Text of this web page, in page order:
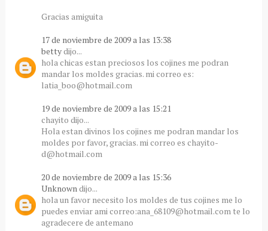
Gracias amiguita
17 de noviembre de 2009 a las 13:38
bettydijo...
hola chicas estan preciosos los cojines me podran
mandar los moldes gracias. mi correo es:
latia_boo@hotmail.com
19 de noviembre de 2009 a las 15:21
chayito dijo...
Hola estan divinos los cojines me podran mandar los
moldes por favor, gracias. mi correo es chayito-
d@hotmail.com
20 de noviembre de 2009 a las 15:36
Unknown dijo...
hola un favor necesito los moldes de tus cojines me lo
puedes enviar ami correo:ana_68109@hotmail.com te lo
agradecere de antemano